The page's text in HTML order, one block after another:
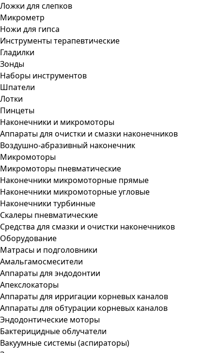
Ложки для слепков
Микрометр
Ножи для гипса
Инструменты терапевтические
Гладилки
Зонды
Наборы инструментов
Шпатели
Лотки
Пинцеты
Наконечники и микромоторы
Аппараты для очистки и смазки наконечников
Воздушно-абразивный наконечник
Микромоторы
Микромоторы пневматические
Наконечники микромоторные прямые
Наконечники микромоторные угловые
Наконечники турбинные
Скалеры пневматические
Средства для смазки и очистки наконечников
Оборудование
Матрасы и подголовники
Амальгамосмесители
Аппараты для эндодонтии
Апекслокаторы
Аппараты для ирригации корневых каналов
Аппараты для обтурации корневых каналов
Эндодонтические моторы
Бактерицидные облучатели
Вакуумные системы (аспираторы)